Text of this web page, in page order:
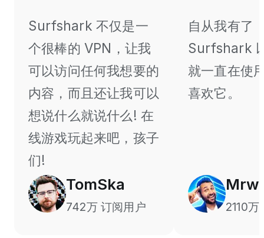
Surfshark 不仅是一
个很棒的 VPN，让我
可以访问任何我想要的
内容，而且还让我可以
想说什么就说什么! 在
线游戏玩起来吧，孩子
们!
TomSka
742万 订阅用户
自从我有了
Surfshark
就一直在使
喜欢它。
2110